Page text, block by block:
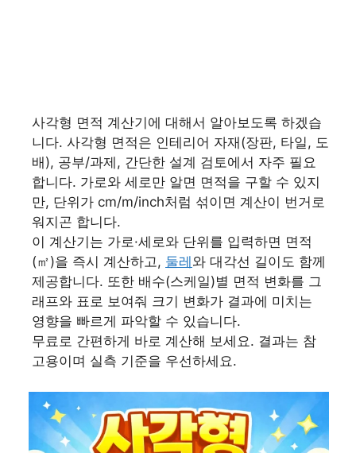
사각형 면적 계산기에 대해서 알아보도록 하겠습
니다. 사각형 면적은 인테리어 자재(장판, 타일, 도
배), 공부/과제, 간단한 설계 검토에서 자주 필요
합니다. 가로와 세로만 알면 면적을 구할 수 있지
만, 단위가 cm/m/inch처럼 섞이면 계산이 번거로
워지곤 합니다.
이 계산기는 가로·세로와 단위를 입력하면 면적
(㎡)을 즉시 계산하고, 둘레 와 대각선 길이도 함께
제공합니다. 또한 배수(스케일)별 면적 변화를 그
래프와 표로 보여줘 크기 변화가 결과에 미치는
영향을 빠르게 파악할 수 있습니다.
무료로 간편하게 바로 계산해 보세요. 결과는 참
고용이며 실측 기준을 우선하세요.